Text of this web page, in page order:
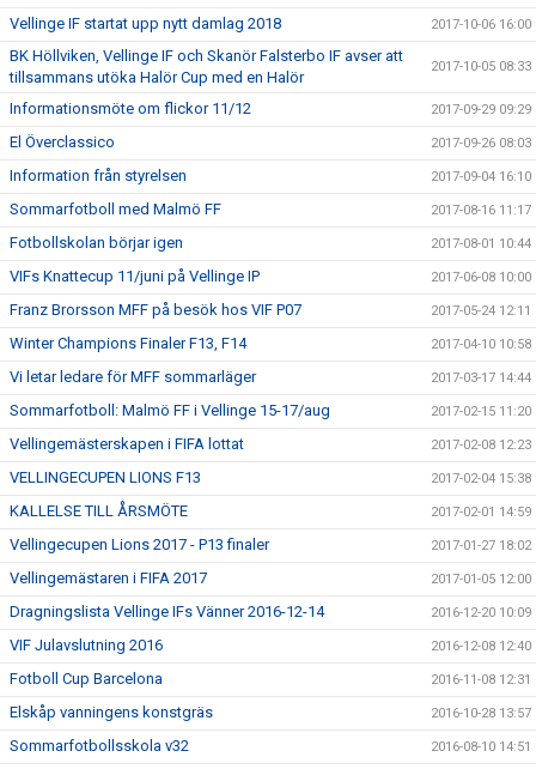
Vellinge IF startat upp nytt damlag 2018 2017-10-06 16:00
BK Höllviken, Vellinge IF och Skanör Falsterbo IF avser att
tillsammans utöka Halör Cup med en Halör
2017-10-05 08:33
Informationsmöte om flickor 11/12 2017-09-29 09:29
El Överclassico 2017-09-26 08:03
Information från styrelsen 2017-09-04 16:10
Sommarfotboll med Malmö FF 2017-08-16 11:17
Fotbollskolan börjar igen 2017-08-01 10:44
VIFs Knattecup 11/juni på Vellinge IP 2017-06-08 10:00
Franz Brorsson MFF på besök hos VIF P07 2017-05-24 12:11
Winter Champions Finaler F13, F14 2017-04-10 10:58
Vi letar ledare för MFF sommarläger 2017-03-17 14:44
Sommarfotboll: Malmö FF i Vellinge 15-17/aug 2017-02-15 11:20
Vellingemästerskapen i FIFA lottat 2017-02-08 12:23
VELLINGECUPEN LIONS F13 2017-02-04 15:38
KALLELSE TILL ÅRSMÖTE 2017-02-01 14:59
Vellingecupen Lions 2017 - P13 finaler 2017-01-27 18:02
Vellingemästaren i FIFA 2017 2017-01-05 12:00
Dragningslista Vellinge IFs Vänner 2016-12-14 2016-12-20 10:09
VIF Julavslutning 2016 2016-12-08 12:40
Fotboll Cup Barcelona 2016-11-08 12:31
Elskåp vanningens konstgräs 2016-10-28 13:57
Sommarfotbollsskola v32 2016-08-10 14:51